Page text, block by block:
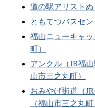
道の駅アリストぬ
ともてつバスセン
福山ニューキャ
町）
アンクル（JR福
山市三之丸町）
おみやげ街道（
（福山市三之丸町